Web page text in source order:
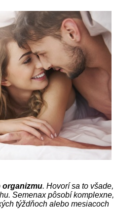
. Hovorí sa to všade,
Semenax pôsobí komplexne,
týždňoch alebo mesiacoch